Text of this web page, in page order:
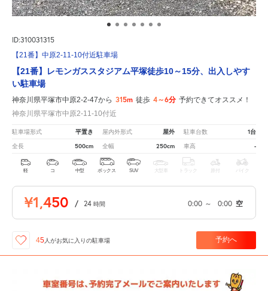
ID:310031315
【21番】中原2-11-10付近駐車場
【21番】レモンガススタジアム平塚徒歩10～15分、出入しやす
い駐車場
神奈川県平塚市中原2-2-47から 315m 徒歩 4～6分 予約できてオススメ！
神奈川県平塚市中原2-11-10付近
駐車場形式 平置き 屋内外形式 屋外 駐車台数 1台
全長 500cm 全幅 250cm 車高 -
軽 コ 中型 ボックス SUV 大型車 トラック 原付 バイク
¥1,450 / 24 時間 0:00 ～ 0:00 空
45 人がお気に入りの駐車場 予約へ